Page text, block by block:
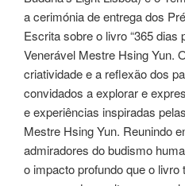
a cerimónia de entrega dos
Escrita sobre o livro “365 dias
Venerável Mestre Hsing Yun.
criatividade e a reflexão dos
convidados a explorar e
e experiências inspiradas
Mestre Hsing Yun. Reunindo
admiradores do budismo
o impacto profundo que o